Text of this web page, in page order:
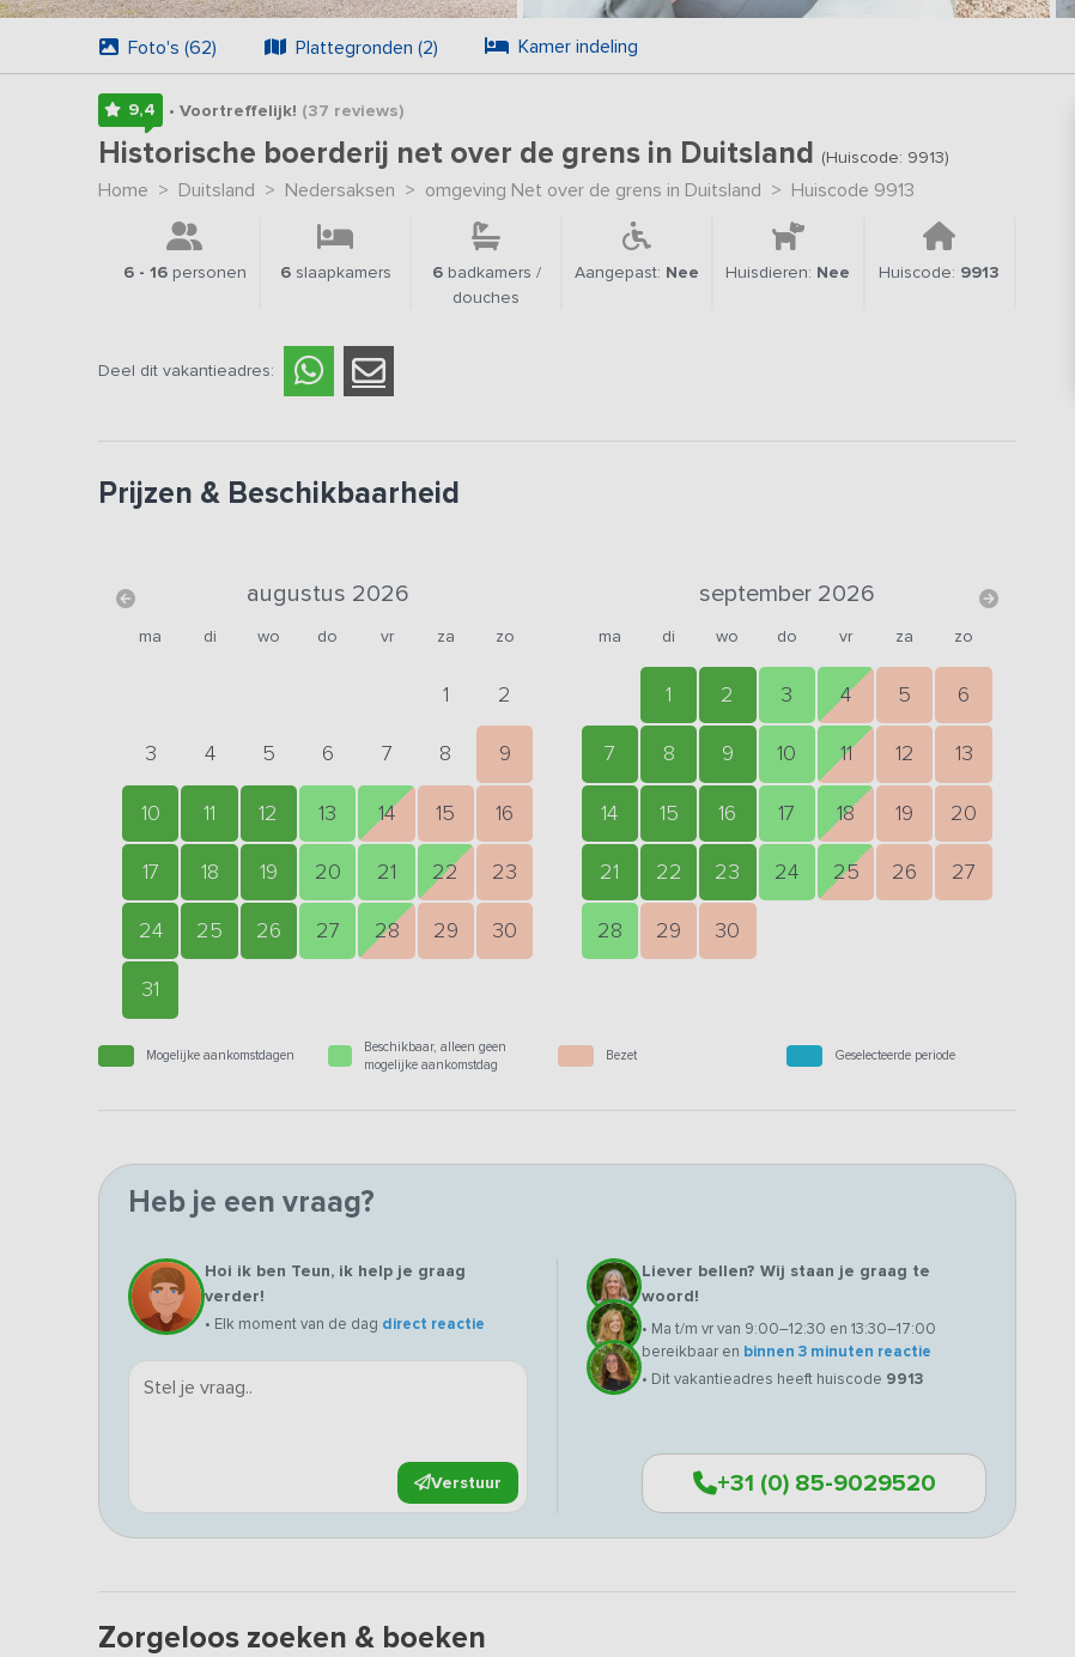
Foto's (62) Plattegronden (2) Kamer indeling
9,4 • Voortreffelijk! (37 reviews)
Historische boerderij net over de grens in Duitsland (Huiscode: 9913)
Home > Duitsland > Nedersaksen > omgeving Net over de grens in Duitsland > Huiscode 9913
6 - 16personen 6slaapkamers 6badkamers /
douches
Aangepast: Nee Huisdieren: Nee Huiscode: 9913
Deel dit vakantieadres:
Prijzen & Beschikbaarheid
augustus 2026
ma di wo do vr za zo
1 2
3 4 5 6 7 8 9
10 11 12 13 14 15 16
17 18 19 20 21 22 23
24 25 26 27 28 29 30
31
september 2026
ma di wo do vr za zo
1 2 3 4 5 6
7 8 9 10 11 12 13
14 15 16 17 18 19 20
21 22 23 24 25 26 27
28 29 30
Mogelijke aankomstdagen
Beschikbaar, alleen geen
mogelijke aankomstdag
Bezet Geselecteerde periode
Heb je een vraag?
Hoi ik ben Teun, ik help je graag
verder!
• Elk moment van de dag direct reactie
Verstuur
Liever bellen? Wij staan je graag te
woord!
• Ma t/m vr van 9:00–12:30 en 13:30–17:00
bereikbaar en binnen 3 minuten reactie
• Dit vakantieadres heeft huiscode 9913
+31 (0) 85-9029520
Zorgeloos zoeken & boeken